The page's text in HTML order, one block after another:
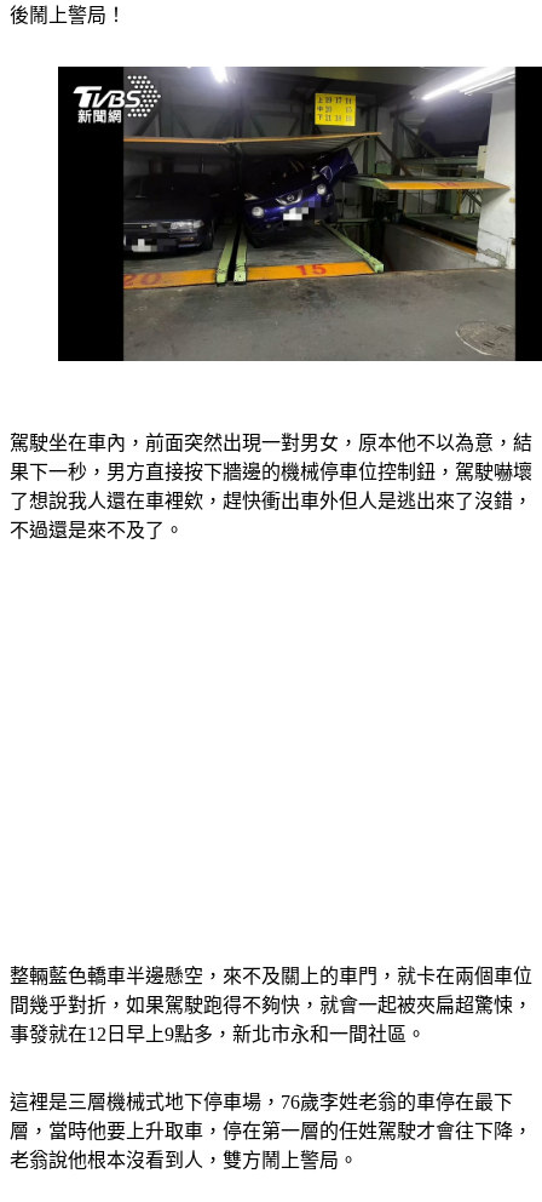
果下一秒，男方直接按下牆邊的機械停車位控制鈕，駕駛嚇壞
了想說我人還在車裡欸，趕快衝出車外但人是逃出來了沒錯，
不過還是來不及了。
間幾乎對折，如果駕駛跑得不夠快，就會一起被夾扁超驚悚，
事發就在12日早上9點多，新北市永和一間社區。
層，當時他要上升取車，停在第一層的任姓駕駛才會往下降，
老翁說他根本沒看到人，雙方鬧上警局。